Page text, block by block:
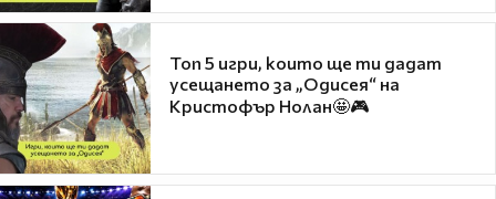
Топ 5 игри, които ще ти дадат
усещането за „Одисея“ на
Кристофър Нолан🤩🎮